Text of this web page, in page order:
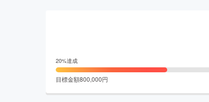
20%達成
目標金額800,000円